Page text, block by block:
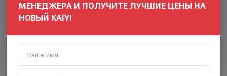
МЕНЕДЖЕРА И ПОЛУЧИТЕ ЛУЧШИЕ ЦЕНЫ НА
НОВЫЙ KAIYI